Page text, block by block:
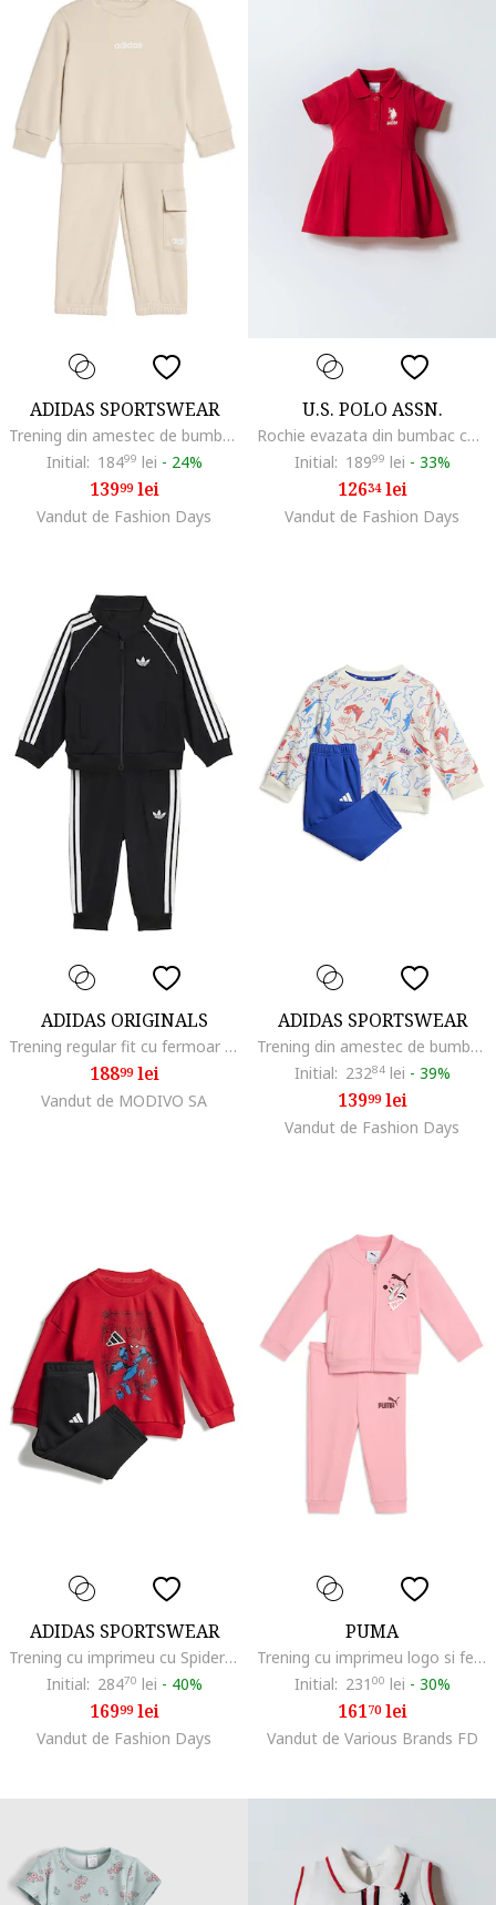
ADIDAS SPORTSWEAR
Trening din amestec de bumbac cu buzunar cargo, Alb/Crem
Initial: 18499 lei - 24%
13999lei
Vandut de Fashion Days
U.S. POLO ASSN.
Rochie evazata din bumbac cu guler polo, Alb/Rosu cireasa
Initial: 18999 lei - 33%
12634lei
Vandut de Fashion Days
ADIDAS ORIGINALS
Trening regular fit cu fermoar si logo, Alb/Negru
18899lei
Vandut de MODIVO SA
ADIDAS SPORTSWEAR
Trening din amestec de bumbac cu imprimeu, Albastru royal/Alb murdar
Initial: 23284lei - 39%
13999lei
Vandut de Fashion Days
ADIDAS SPORTSWEAR
Trening cu imprimeu cu Spider Man, Rosu/Alb/Negru
Initial: 28470 lei - 40%
16999lei
Vandut de Fashion Days
PUMA
Trening cu imprimeu logo si fermoar, Roz pastel
Initial: 231 00 lei - 30%
16170lei
Vandut de Various Brands FD